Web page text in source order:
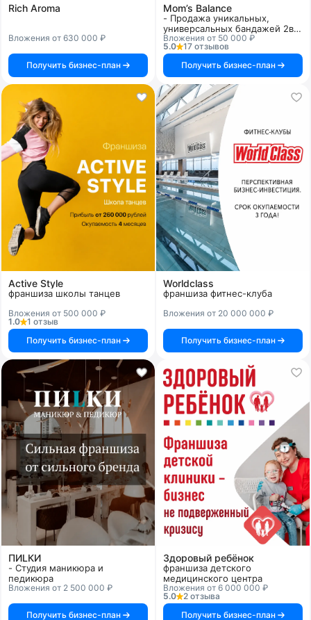
Rich Aroma
Вложения от 630 000 ₽
Получить бизнес-план
Mom’s Balance
- Продажа уникальных,
универсальных бандажей 2в1:
до и после родов
Вложения от 50 000 ₽
5.0
17 отзывов
Получить бизнес-план
Active Style
франшиза школы танцев
Вложения от 500 000 ₽
1.0
1 отзыв
Получить бизнес-план
Worldclass
франшиза фитнес-клуба
Вложения от 20 000 000 ₽
Получить бизнес-план
ПИLКИ
- Студия маникюра и
педикюра
Вложения от 2 500 000 ₽
Получить бизнес-план
Здоровый ребёнок
франшиза детского
медицинского центра
Вложения от 6 000 000 ₽
5.0
2 отзыва
Получить бизнес-план